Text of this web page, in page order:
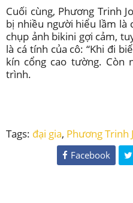
Cuối cùng, Phương Trinh
bị nhiều người hiểu lầm là
chụp ảnh bikini gợi cảm,
là cá tính của cô: “Khi đi
kín cổng cao tường. Còn
trình.
Tags: đại gia, Phương Trinh
Facebook